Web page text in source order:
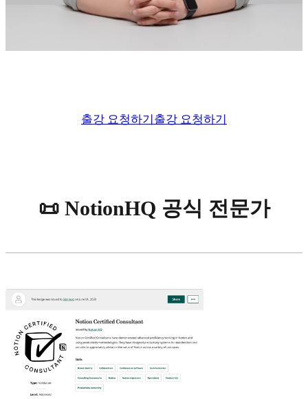
출강 요청하기 출강 요청하기
📜 NotionHQ 공식 전문가